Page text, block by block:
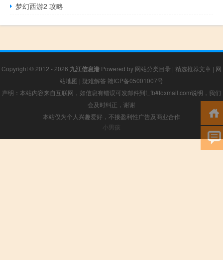
梦幻西游2 攻略
Copyright © 2012 - 2026 九江信息港 Powered by 网站分类目录 | 精选推荐文章 | 网
站地图 | 疑难解答 赣ICP备05001007号
声明：本站内容来自互联网，如信息有错误可发邮件到f_fb#foxmail.com说明，我们
会及时纠正，谢谢
本站仅为个人兴趣爱好，不接盈利性广告及商业合作
小男孩